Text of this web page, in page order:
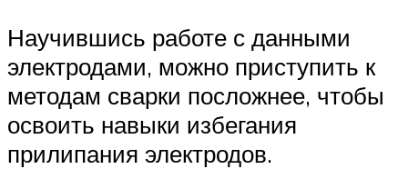
Научившись работе с данными
электродами, можно приступить к
методам сварки посложнее, чтобы
освоить навыки избегания
прилипания электродов.